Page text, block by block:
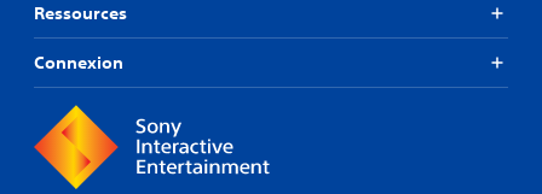
Ressources
Connexion